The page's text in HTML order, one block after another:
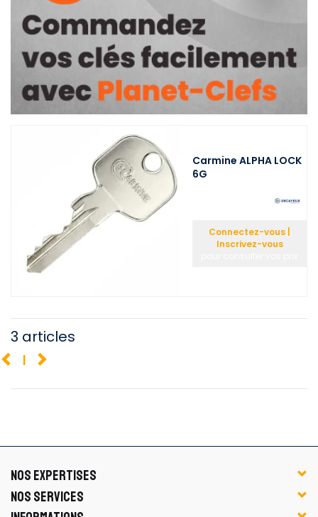
Carmine ALPHA LOCK
6G
Connectez-vous |
Inscrivez-vous
3 articles
1
NOS EXPERTISES
NOS SERVICES